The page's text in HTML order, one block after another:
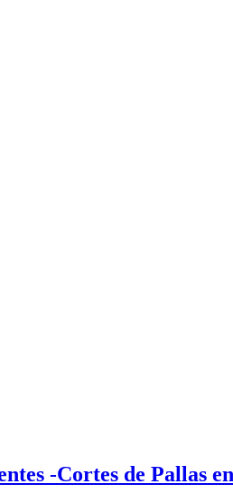
-Cortes de Pallas